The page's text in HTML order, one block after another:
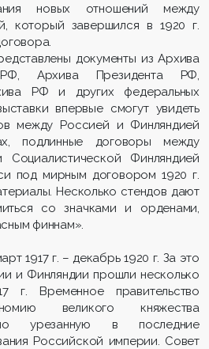
новых отношений между
который завершился в 1920 г.
документы из Архива
Архива Президента РФ,
РФ и других федеральных
впервые смогут увидеть
между Россией и Финляндией
подлинные договоры между
Финляндией
под мирным договором 1920 г.
Несколько стендов дают
со значками и орденами,
финнам».
1917 г. – декабрь 1920 г. За это
и Финляндии прошли несколько
г. Временное правительство
великого княжества
урезанную в последние
Российской империи. Совет